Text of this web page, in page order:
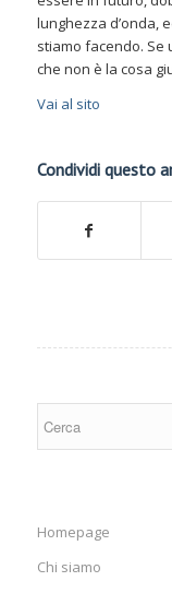
lunghezza d’onda,
stiamo facendo. Se
che non è la cosa
Vai al sito
Condividi questo
Homepage
Chi siamo